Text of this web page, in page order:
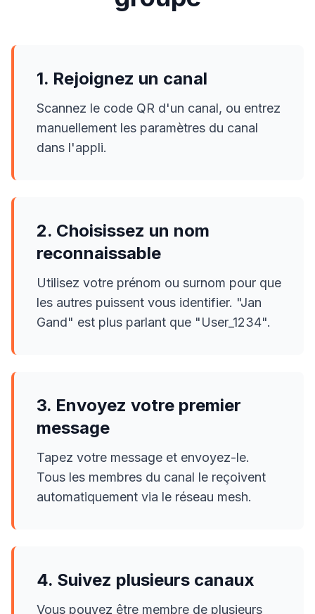
1. Rejoignez un canal
Scannez le code QR d'un canal, ou entrez
manuellement les paramètres du canal
dans l'appli.
2. Choisissez un nom
reconnaissable
Utilisez votre prénom ou surnom pour que
les autres puissent vous identifier. "Jan
Gand" est plus parlant que "User_1234".
3. Envoyez votre premier
message
Tapez votre message et envoyez-le.
Tous les membres du canal le reçoivent
automatiquement via le réseau mesh.
4. Suivez plusieurs canaux
Vous pouvez être membre de plusieurs